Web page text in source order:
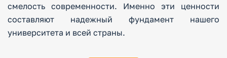
смелость современности. Именно эти ценности
составляют надежный фундамент нашего
университета и всей страны.